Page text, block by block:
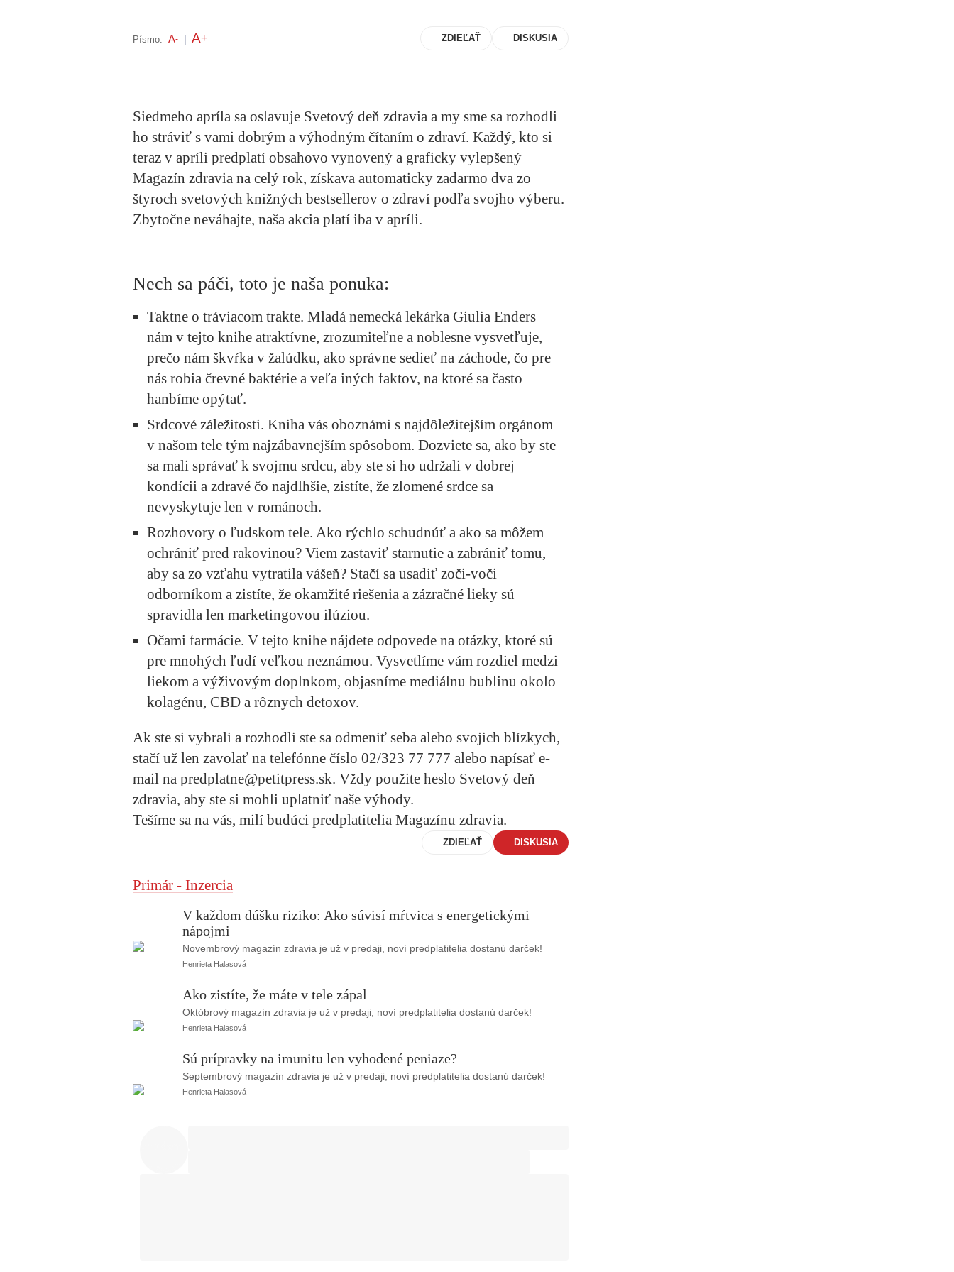
Písmo: A- A+ ZDIEĽAŤ DISKUSIA
Siedmeho apríla sa oslavuje Svetový deň zdravia a my sme sa rozhodli
ho stráviť s vami dobrým a výhodným čítaním o zdraví. Každý, kto si
teraz v apríli predplatí obsahovo vynovený a graficky vylepšený
Magazín zdravia na celý rok, získava automaticky zadarmo dva zo
štyroch svetových knižných bestsellerov o zdraví podľa svojho výberu.
Zbytočne neváhajte, naša akcia platí iba v apríli.
Nech sa páči, toto je naša ponuka:
Taktne o tráviacom trakte. Mladá nemecká lekárka Giulia Enders
nám v tejto knihe atraktívne, zrozumiteľne a noblesne vysvetľuje,
prečo nám škvŕka v žalúdku, ako správne sedieť na záchode, čo pre
nás robia črevné baktérie a veľa iných faktov, na ktoré sa často
hanbíme opýtať.
Srdcové záležitosti. Kniha vás oboznámi s najdôležitejším orgánom
v našom tele tým najzábavnejším spôsobom. Dozviete sa, ako by ste
sa mali správať k svojmu srdcu, aby ste si ho udržali v dobrej
kondícii a zdravé čo najdlhšie, zistíte, že zlomené srdce sa
nevyskytuje len v románoch.
Rozhovory o ľudskom tele. Ako rýchlo schudnúť a ako sa môžem
ochrániť pred rakovinou? Viem zastaviť starnutie a zabrániť tomu,
aby sa zo vzťahu vytratila vášeň? Stačí sa usadiť zoči-voči
odborníkom a zistíte, že okamžité riešenia a zázračné lieky sú
spravidla len marketingovou ilúziou.
Očami farmácie. V tejto knihe nájdete odpovede na otázky, ktoré sú
pre mnohých ľudí veľkou neznámou. Vysvetlíme vám rozdiel medzi
liekom a výživovým doplnkom, objasníme mediálnu bublinu okolo
kolagénu, CBD a rôznych detoxov.
Ak ste si vybrali a rozhodli ste sa odmeniť seba alebo svojich blízkych,
stačí už len zavolať na telefónne číslo 02/323 77 777 alebo napísať e-
mail na predplatne@petitpress.sk. Vždy použite heslo Svetový deň
zdravia, aby ste si mohli uplatniť naše výhody.
Tešíme sa na vás, milí budúci predplatitelia Magazínu zdravia.
ZDIEĽAŤ DISKUSIA
Primár - Inzercia
V každom dúšku riziko: Ako súvisí mŕtvica s energetickými
nápojmi
Novembrový magazín zdravia je už v predaji, noví predplatitelia dostanú darček!
Henrieta Halasová
Ako zistíte, že máte v tele zápal
Októbrový magazín zdravia je už v predaji, noví predplatitelia dostanú darček!
Henrieta Halasová
Sú prípravky na imunitu len vyhodené peniaze?
Septembrový magazín zdravia je už v predaji, noví predplatitelia dostanú darček!
Henrieta Halasová